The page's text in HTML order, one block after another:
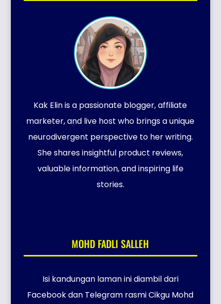
Kak Elin is a passionate blogger, affiliate
marketer, and live host who brings a unique
neurodivergent perspective to her writing.
She shares insightful product reviews,
valuable information, and inspiring life
stories.
MOHD FADLI SALLEH
Isi kandungan laman ini diambil dari
Facebook dan Telegram rasmi Cikgu Mohd